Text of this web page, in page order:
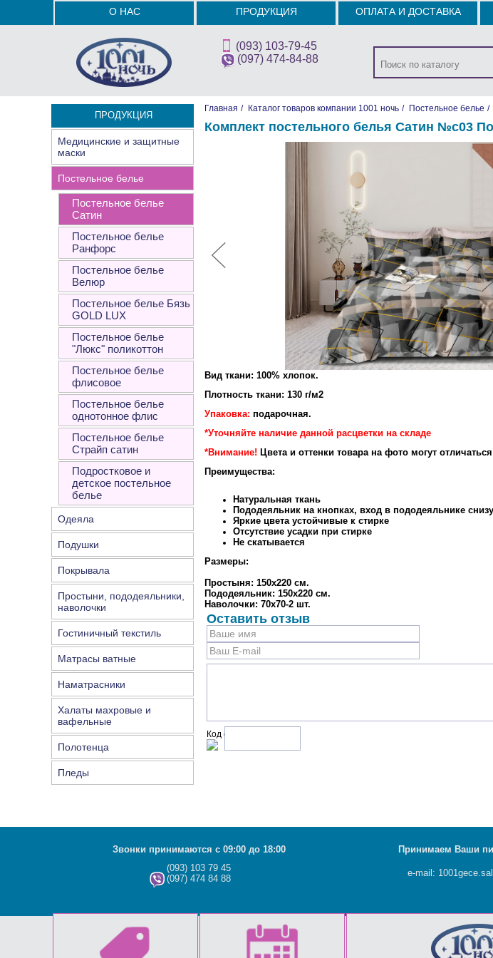
О НАС ПРОДУКЦИЯ ОПЛАТА И ДОСТАВКА
(093) 103-79-45
(097) 474-84-88
ПРОДУКЦИЯ
Медицинские и защитные
маски
Постельное белье
Постельное белье
Сатин
Постельное белье
Ранфорс
Постельное белье
Велюр
Постельное белье Бязь
GOLD LUX
Постельное белье
"Люкс" поликоттон
Постельное белье
флисовое
Постельное белье
однотонное флис
Постельное белье
Страйп сатин
Подростковое и
детское постельное
белье
Одеяла
Подушки
Покрывала
Простыни, пододеяльники,
наволочки
Гостиничный текстиль
Матрасы ватные
Наматрасники
Халаты махровые и
вафельные
Полотенца
Пледы
Главная / Каталог товаров компании 1001 ночь / Постельное белье /
Комплект постельного белья Сатин №с03
Вид ткани: 100% хлопок.
Плотность ткани: 130 г/м2
Упаковка: подарочная.
*Уточняйте наличие данной расцветки на складе
*Внимание! Цвета и оттенки товара на фото могут
Преимущества:
Натуральная ткань
Пододеяльник на кнопках, вход в пододеяльнике
Яркие цвета устойчивые к стирке
Отсутствие усадки при стирке
Не скатывается
Размеры:
Простыня: 150х220 см.
Пододеяльник: 150х220 см.
Наволочки: 70х70-2 шт.
Оставить отзыв
Код с рисунка:
Звонки принимаются с 09:00 до 18:00 Принимаем Ваши
(093) 103 79 45
(097) 474 84 88
e-mail: